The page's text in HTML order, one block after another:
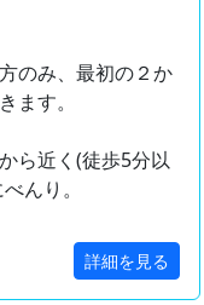
のみ、最初の２か
ます。
ら近く(徒歩5分以
んり。
詳細を見る